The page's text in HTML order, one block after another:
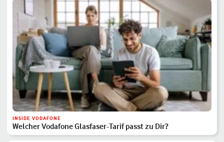
INSIDE VODAFONE
Welcher Vodafone Glasfaser-Tarif passt zu Dir?